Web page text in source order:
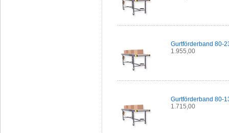
Gurtförderband 80-
1.955,00
Gurtförderband 80-
1.715,00